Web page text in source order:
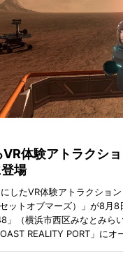
VR体験アトラクシ
場
したVR体験アトラクショ
ットオブマーズ）」が8月
」（横浜市西区みなとみら
REALITY PORT」にオ